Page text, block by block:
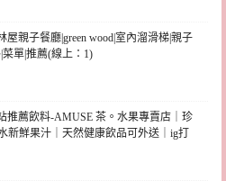
屋親子餐廳|green wood|室內溜滑梯|親子
單|推薦(線上：1)
推薦飲料-AMUSE 茶。水果專賣店｜珍
新鮮果汁｜天然健康飲品可外送｜ig打